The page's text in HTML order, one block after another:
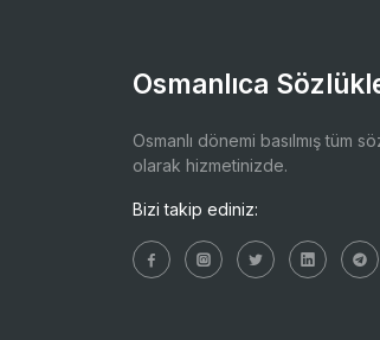
Osmanlıca
Osmanlı dönemi basılmış tüm
olarak hizmetinizde.
Bizi takip ediniz: